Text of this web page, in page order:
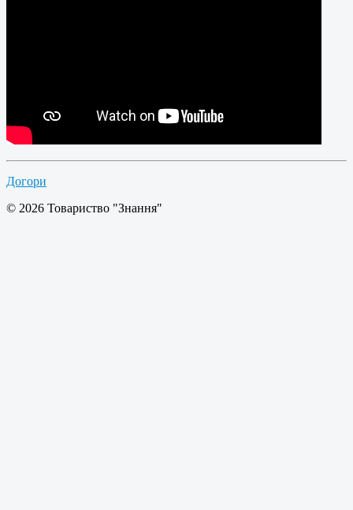
Догори
© 2026 Товариство "Знання"